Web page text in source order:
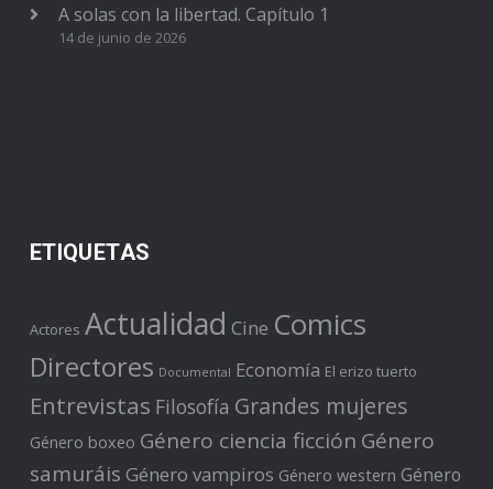
A solas con la libertad. Capítulo 1
14 de junio de 2026
ETIQUETAS
Actores Actualidad Cine Comics
Directores Documental Economía El erizo tuerto
Entrevistas Filosofía Grandes mujeres
Género boxeo Género ciencia ficción Género
samuráis Género vampiros Género western Género